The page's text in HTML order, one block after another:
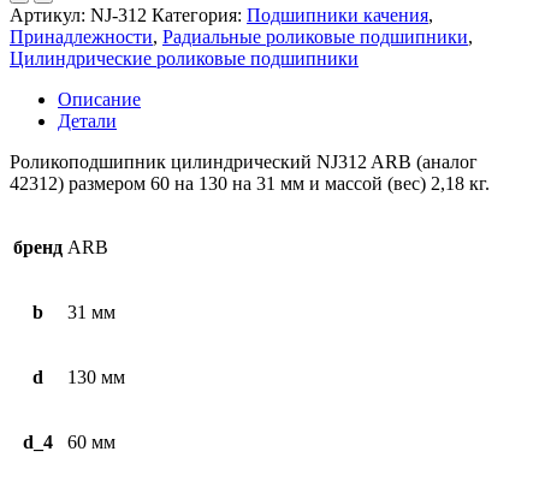
роликовый
цилиндрический
NJ312
ARB
(аналог
42312)
Артикул: NJ-312 Категория: Подшипники качения,
Принадлежности, Радиальные роликовые подшипники,
Цилиндрические роликовые подшипники
Описание
Детали
Роликоподшипник цилиндрический NJ312 ARB (аналог
42312) размером 60 на 130 на 31 мм и массой (вес) 2,18 кг.
бренд ARB
b 31 мм
d 130 мм
d_4 60 мм